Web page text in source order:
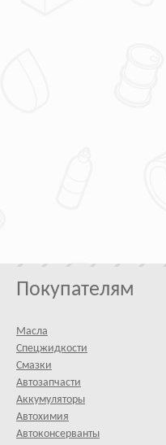
Покупателям
Масла
Спецжидкости
Смазки
Автозапчасти
Аккумуляторы
Автохимия
Автоконсерванты